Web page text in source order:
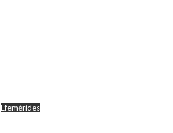
Efemérides